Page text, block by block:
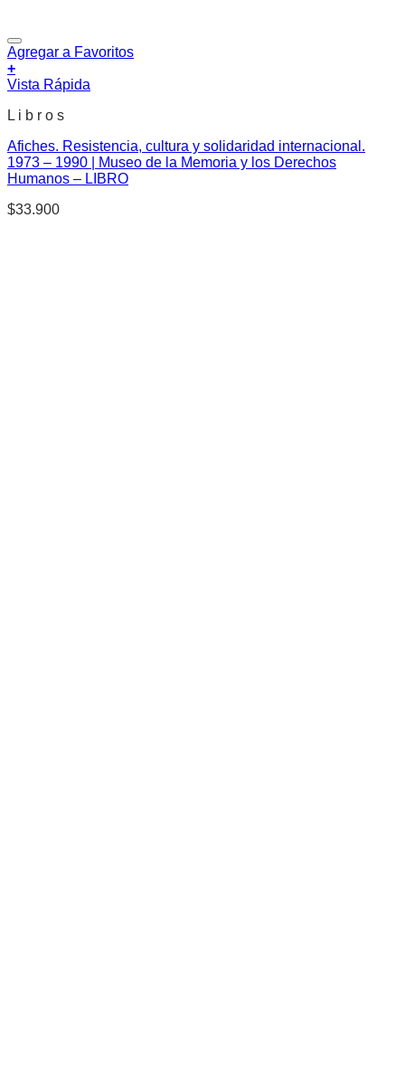
Agregar a Favoritos
+
Vista Rápida
L i b r o s
Afiches. Resistencia, cultura y solidaridad internacional.
1973 – 1990 | Museo de la Memoria y los Derechos
Humanos – LIBRO
$33.900